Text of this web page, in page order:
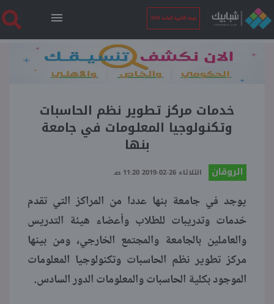
نتيجة الثانوية العامة 2026
الرئيسية
نتيجة الثانوية العامة 2026
أخبار ساخنة
بوابة الطلبة
ملفات
خدمات مركز تطوير نظم الحاسبات
وتكنولوجيا المعلومات في جامعة
بنها
الروقان الثلاثاء 26-02-2019 11:20 صـ
يوجد في جامعة بنها عددا من المراكز التي تقدم
خدمات وتدريبات للطلاب وأعضاء هيئة التدريس
والعاملين بالجامعة والمجتمع الخارجي، ومن بينها
مركز تطوير نظم الحاسبات وتكنولوجيا المعلومات
الموجود بكلية الحاسبات والمعلومات الدور السادس.